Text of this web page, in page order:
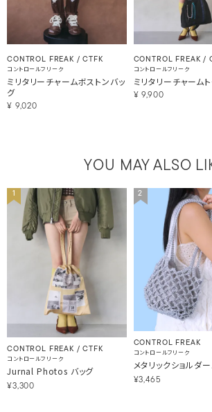
CONTROL FREAK / CTFK
コントロールフリーク
ミリタリーチャームボストンバッ
グ
¥ 9,020
CONTROL FREAK /
コントロールフリーク
ミリタリーチャーム
¥ 9,900
YOU MAY ALSO
1
CONTROL FREAK / CTFK
コントロールフリーク
Jurnal Photos バッグ
¥3,300
2
CONTROL FREAK
コントロールフリーク
メタリックショルダ
¥3,465